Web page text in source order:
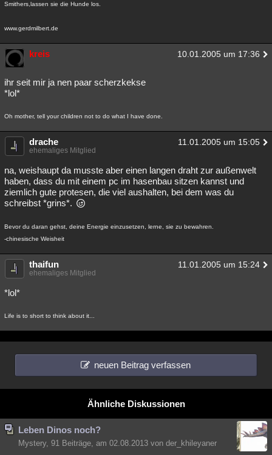
Smithers,lassen sie die Hunde los.
www.gerdmilbert.de
kreis 10.01.2005 um 17:36
ihr seit mir ja nen paar scherzkekse
*lol*
Oh mother, tell your children not to do what I have done.
drache 11.01.2005 um 15:05
ehemaliges Mitglied
na, weishaupt da musste aber einen langen draht zur außenwelt
haben, dass du mit einem pc im hasenbau sitzen kannst und
ziemlich gute protesen, die viel aushalten, bei dem was du
schreibst *grins*.
Bevor du daran gehst, deine Energie einzusetzen, lerne, sie zu bewahren.
-chinesische Weisheit
thaifun 11.01.2005 um 15:24
ehemaliges Mitglied
*lol*
Life is to short to think about it...
neuen Beitrag verfassen
Ähnliche Diskussionen
Leben Dinos noch?
Mystery, 91 Beiträge, am 02.08.2013 von der_khileyaner